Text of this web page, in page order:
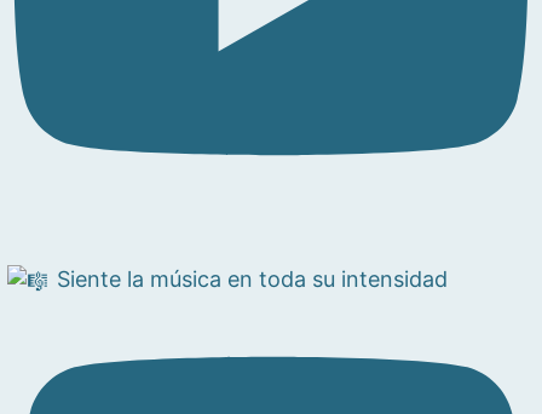
Siente la música en toda su intensidad